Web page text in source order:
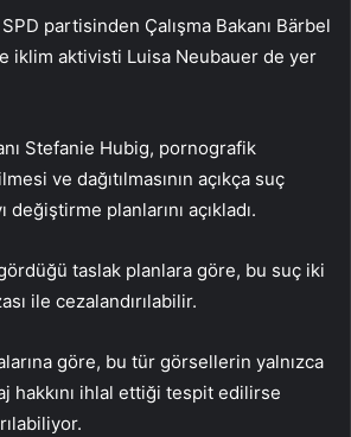
partisinden Çalışma Bakanı Bärbel
iklim aktivisti Luisa Neubauer de yer
Stefanie Hubig, pornografik
ve dağıtılmasının açıkça suç
değiştirme planlarını açıkladı.
taslak planlara göre, bu suç iki
ile cezalandırılabilir.
göre, bu tür görsellerin yalnızca
hakkını ihlal ettiği tespit edilirse